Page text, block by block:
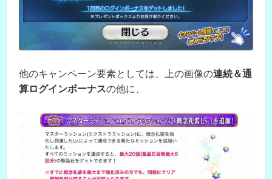
他のキャンペーン要素としては、上の画像の連続＆通
算ログインボーナスの他に、